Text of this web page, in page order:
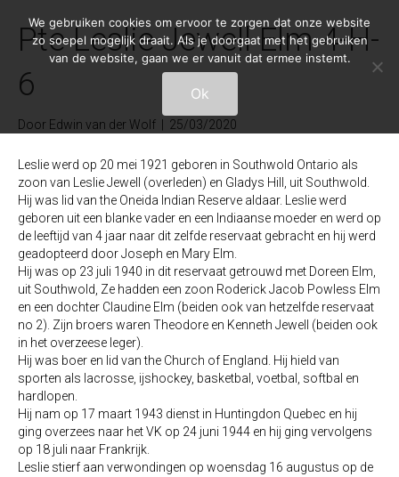
Pte Leslie Jewell Elm 4-H-
6
Door Edwin van der Wolf 25/03/2020
Leslie werd op 20 mei 1921 geboren in Southwold Ontario als
zoon van Leslie Jewell (overleden) en Gladys Hill, uit Southwold.
Hij was lid van the Oneida Indian Reserve aldaar. Leslie werd
geboren uit een blanke vader en een Indiaanse moeder en werd op
de leeftijd van 4 jaar naar dit zelfde reservaat gebracht en hij werd
geadopteerd door Joseph en Mary Elm.
Hij was op 23 juli 1940 in dit reservaat getrouwd met Doreen Elm,
uit Southwold, Ze hadden een zoon Roderick Jacob Powless Elm
en een dochter Claudine Elm (beiden ook van hetzelfde reservaat
no 2). Zijn broers waren Theodore en Kenneth Jewell (beiden ook
in het overzeese leger).
Hij was boer en lid van the Church of England. Hij hield van
sporten als lacrosse, ijshockey, basketbal, voetbal, softbal en
hardlopen.
Hij nam op 17 maart 1943 dienst in Huntingdon Quebec en hij
ging overzees naar het VK op 24 juni 1944 en hij ging vervolgens
op 18 juli naar Frankrijk.
Leslie stierf aan verwondingen op woensdag 16 augustus op de
We gebruiken cookies om ervoor te zorgen dat onze website
zo soepel mogelijk draait. Als je doorgaat met het gebruiken
van de website, gaan we er vanuit dat ermee instemt.
Ok